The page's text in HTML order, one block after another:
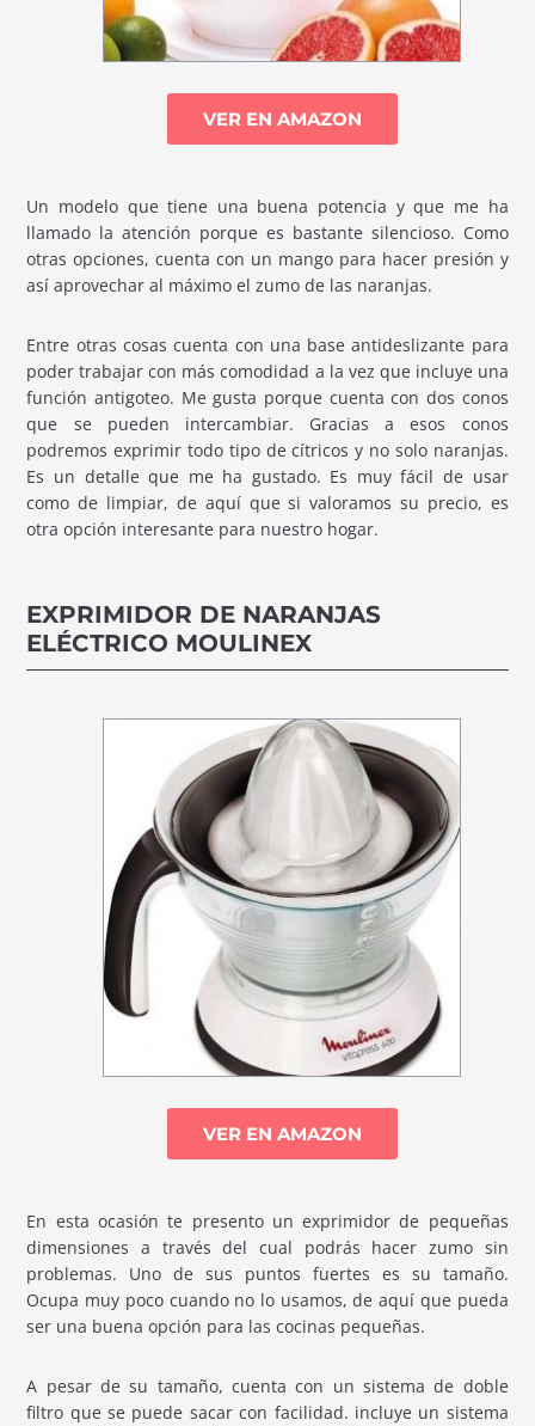
VER EN AMAZON
Un modelo que tiene una buena potencia y que me ha
llamado la atención porque es bastante silencioso. Como
otras opciones, cuenta con un mango para hacer presión y
así aprovechar al máximo el zumo de las naranjas.
Entre otras cosas cuenta con una base antideslizante para
poder trabajar con más comodidad a la vez que incluye una
función antigoteo. Me gusta porque cuenta con dos conos
que se pueden intercambiar. Gracias a esos conos
podremos exprimir todo tipo de cítricos y no solo naranjas.
Es un detalle que me ha gustado. Es muy fácil de usar
como de limpiar, de aquí que si valoramos su precio, es
otra opción interesante para nuestro hogar.
EXPRIMIDOR DE NARANJAS
ELÉCTRICO MOULINEX
VER EN AMAZON
En esta ocasión te presento un exprimidor de pequeñas
dimensiones a través del cual podrás hacer zumo sin
problemas. Uno de sus puntos fuertes es su tamaño.
Ocupa muy poco cuando no lo usamos, de aquí que pueda
ser una buena opción para las cocinas pequeñas.
A pesar de su tamaño, cuenta con un sistema de doble
filtro que se puede sacar con facilidad. incluye un sistema